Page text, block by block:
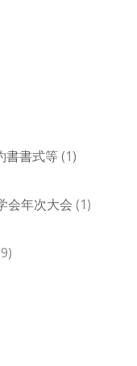
書書式等(1)
会年次大会 (1)